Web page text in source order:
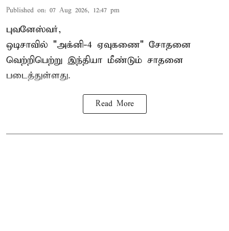
Published on: 07 Aug 2026, 12:47 pm
புவனேஸ்வர்,
ஒடிசாவில் "அக்னி-4 ஏவுகணை" சோதனை
வெற்றிபெற்று இந்தியா மீண்டும் சாதனை
படைத்துள்ளது.
Read More